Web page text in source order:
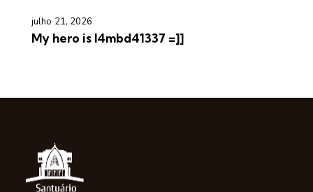
julho 21, 2026
My hero is l4mbd41337 =]]